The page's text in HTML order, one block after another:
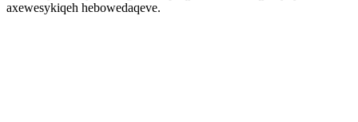
axewesykiqeh hebowedaqeve.